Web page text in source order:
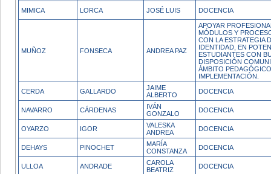
MIMICA LORCA JOSÉ LUIS DOCENCIA
MUÑOZ FONSECA ANDREA PAZ
APOYAR
MÓDULOS Y
CON LA ESTRATEGIA
IDENTIDAD, EN
ESTUDIANTES CON
DISPOSICIÓN
ÁMBITO
IMPLEMENTACIÓN.
CERDA GALLARDO
JAIME
ALBERTO
DOCENCIA
NAVARRO CÁRDENAS
IVÁN
GONZALO
DOCENCIA
OYARZO IGOR
VALESKA
ANDREA
DOCENCIA
DEHAYS PINOCHET
MARÍA
CONSTANZA
DOCENCIA
ULLOA ANDRADE
CAROLA
BEATRIZ
DOCENCIA